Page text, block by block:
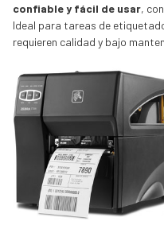
confiable y fácil de usar,
Ideal para tareas de
requieren calidad y bajo